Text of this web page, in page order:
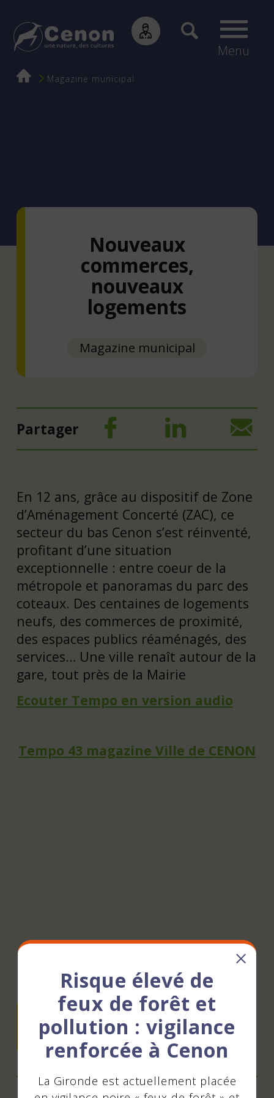
Menu
Fil
Magazine municipal
Nouveaux
commerces,
nouveaux
logements
Magazine municipal
Partager
En 12 ans, grâce au dispositif de Zone
d’Aménagement Concerté (ZAC), ce
secteur du bas Cenon s’est réinventé,
profitant d’une situation
exceptionnelle : entre coeur de la
métropole et panoramas du parc des
coteaux. Des centaines de logements
neufs, des commerces de proximité,
des espaces publics réaménagés, des
services… Une ville renaît autour de la
gare, tout près de la Mairie
Ecouter Tempo en version audio
Tempo 43 magazine Ville de CENON
Publish at Calameo
Télécharger
(PDF - 3.38 MB)
Risque élevé de
feux de forêt et
pollution : vigilance
renforcée à Cenon
La Gironde est actuellement placée